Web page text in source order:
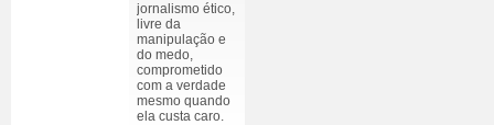
jornalismo ético,
livre da
manipulação e
do medo,
comprometido
com a verdade
mesmo quando
ela custa caro.